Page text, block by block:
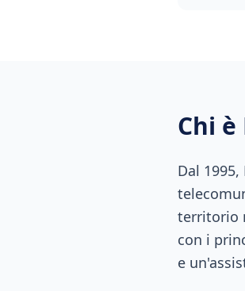
Chi
Dal
territorio
con i
e